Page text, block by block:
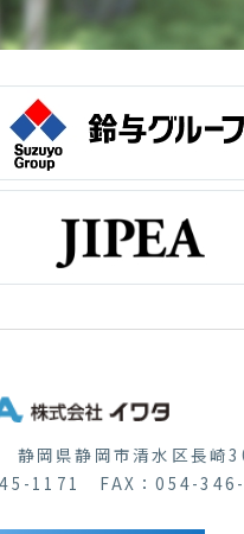
岡県静岡市清水区長崎
1171 FAX：054-